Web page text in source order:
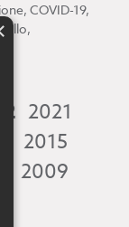
, COVID-19,
,
2021
2015
2009